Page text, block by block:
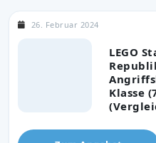
LEGO
Klasse
26. Februar 2024